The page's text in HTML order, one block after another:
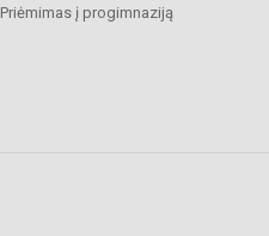
Priėmimas į progimnaziją